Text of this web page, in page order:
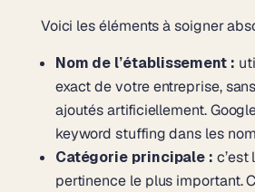
Voici les éléments à soigner
Nom de l’établissement :
exact de votre entreprise,
ajoutés artificiellement.
keyword stuffing dans les
Catégorie principale : c’est
pertinence le plus important.